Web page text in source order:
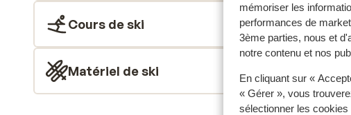
mémoriser les
performances de
3ème parties, nous et
notre contenu et nos
En cliquant sur «
« Gérer », vous
sélectionner les
Cours de ski
Matériel de ski